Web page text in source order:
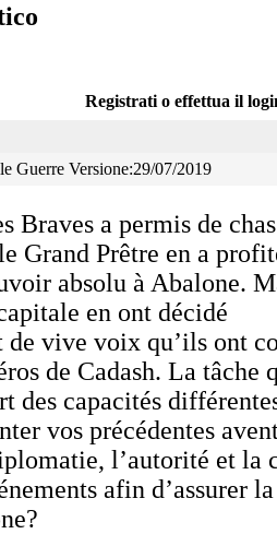
Registrati o effettua il
Guerre Versione:29/07/2019
Braves a permis de
Grand Prêtre en a
absolu à Abalone.
en ont décidé
de vive voix qu’ils ont
de Cadash. La tâche
des capacités
vos précédentes
l’autorité et la
afin d’assurer